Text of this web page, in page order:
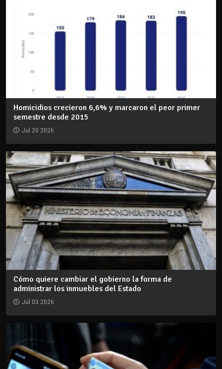
Homicidios crecieron 6,6% y marcaron el peor primer
semestre desde 2015
Jul 20 2026
Cómo quiere cambiar el gobierno la forma de
administrar los inmuebles del Estado
Jul 03 2026